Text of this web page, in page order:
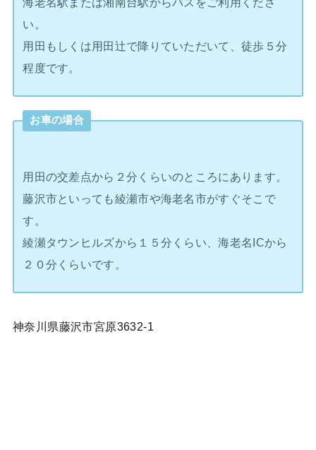
い。
用田もしくは用田辻で降りていただいて、徒歩５分
程度です。
お車の場合
用田の交差点から２分くらいのところにあります。
藤沢市といっても綾瀬市や海老名市がすぐそこで
す。
綾瀬タウンヒルズから１５分くらい、海老名ICから
２０分くらいです。
神奈川県藤沢市宮原3632-1